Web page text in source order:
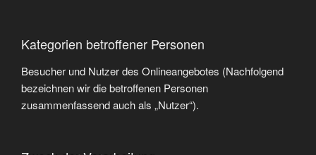
Kategorien betroffener Personen
Besucher und Nutzer des Onlineangebotes (Nachfolgend
bezeichnen wir die betroffenen Personen
zusammenfassend auch als „Nutzer“).